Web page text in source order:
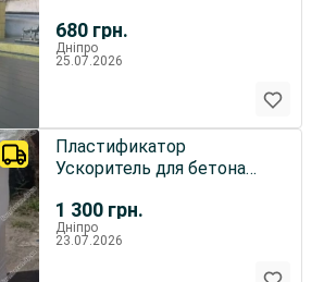
680 грн.
Дніпро
25.07.2026
1 300 грн.
Пластификатор
Ускоритель для бетона
Дніпро
23.07.2026